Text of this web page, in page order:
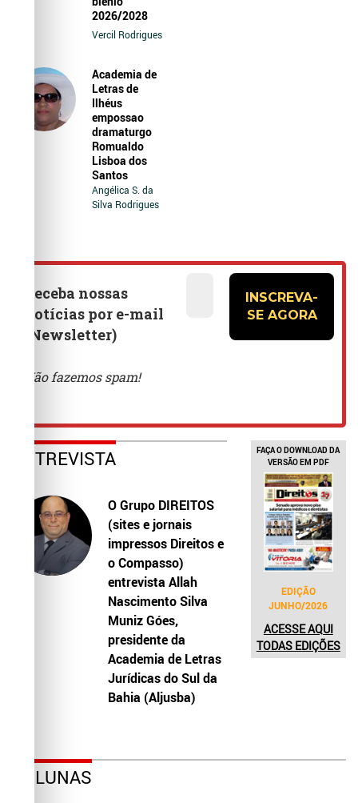
2026/2028
Vercil Rodrigues
Academia de
Letras de
Ilhéus
empossao
dramaturgo
Romualdo
Lisboa dos
Santos
Angélica S. da
Silva Rodrigues
ENTREVISTA
O Grupo DIREITOS
(sites e jornais
impressos Direitos e
o Compasso)
entrevista Allah
Nascimento Silva
Muniz Góes,
presidente da
Academia de Letras
Jurídicas do Sul da
Bahia (Aljusba)
FAÇA O DOWNLOAD DA
VERSÃO EM PDF
EDIÇÃO
JUNHO/2026
ACESSE AQUI
TODAS EDIÇÕES
COLUNAS